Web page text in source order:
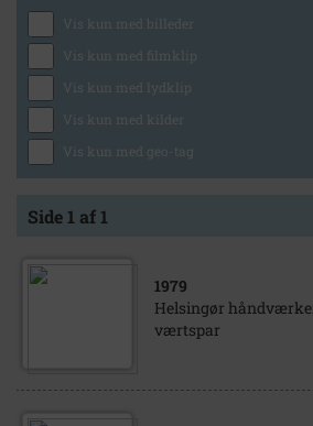
Vis kun med billeder
Vis kun med filmklip
Vis kun med lydklip
Vis kun med kilder
Vis kun med geo-tag
Side 1 af 1
1979
Helsingør
værtspar